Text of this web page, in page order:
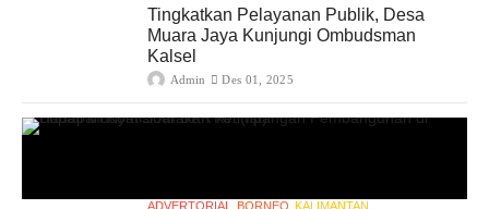
Tingkatkan Pelayanan Publik, Desa
Muara Jaya Kunjungi Ombudsman
Kalsel
Admin Des 01, 2025
ADVERTORIAL BORNEO KALIMANTAN